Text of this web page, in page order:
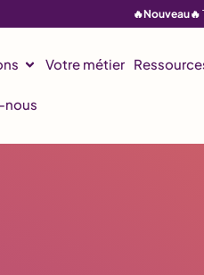
🔥Nouveau🔥
Votre métier
nous